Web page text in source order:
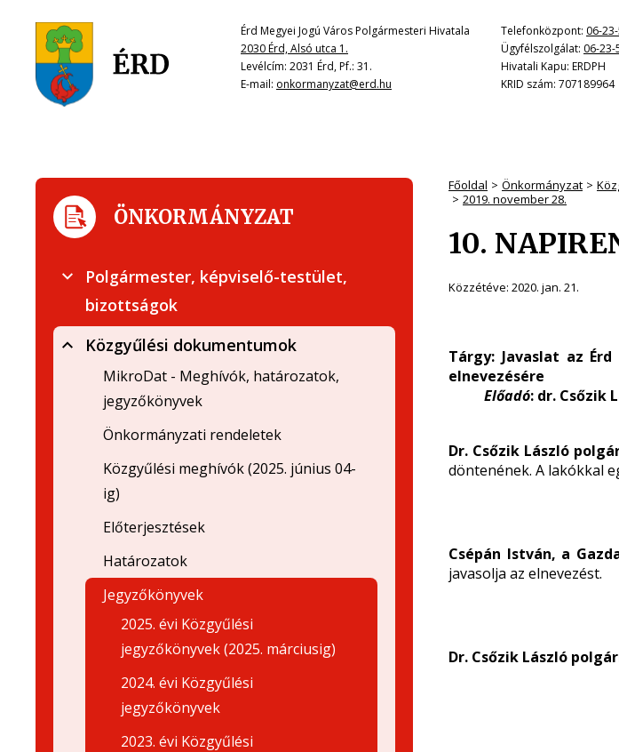
Érd Megyei Jogú Város Polgármesteri Hivatala
2030 Érd, Alsó utca 1.
Levélcím: 2031 Érd, Pf.: 31.
E-mail: onkormanyzat@erd.hu
Telefonközpont: 06-
Ügyfélszolgálat: 06-23-
Hivatali Kapu: ERDPH
KRID szám: 707189964
Főoldal Önkormányzat
2019. november 28.
10.
Közzétéve: 2020. jan. 21.
Tárgy: Javaslat az
elnevezésére
Előadó: dr. Csőzik
Dr. Csőzik László
döntenének. A lakókkal
Csépán István, a
javasolja az elnevezést.
Dr. Csőzik László
ÖNKORMÁNYZAT
Polgármester, képviselő-testület,
bizottságok
Közgyűlési dokumentumok
MikroDat - Meghívók, határozatok,
jegyzőkönyvek
Önkormányzati rendeletek
Közgyűlési meghívók (2025. június 04-
ig)
Előterjesztések
Határozatok
Jegyzőkönyvek
2025. évi Közgyűlési
jegyzőkönyvek (2025. márciusig)
2024. évi Közgyűlési
jegyzőkönyvek
2023. évi Közgyűlési